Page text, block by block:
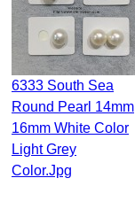
6333 South Sea
Round Pearl 14mm
16mm White Color
Light Grey
Color.jpg